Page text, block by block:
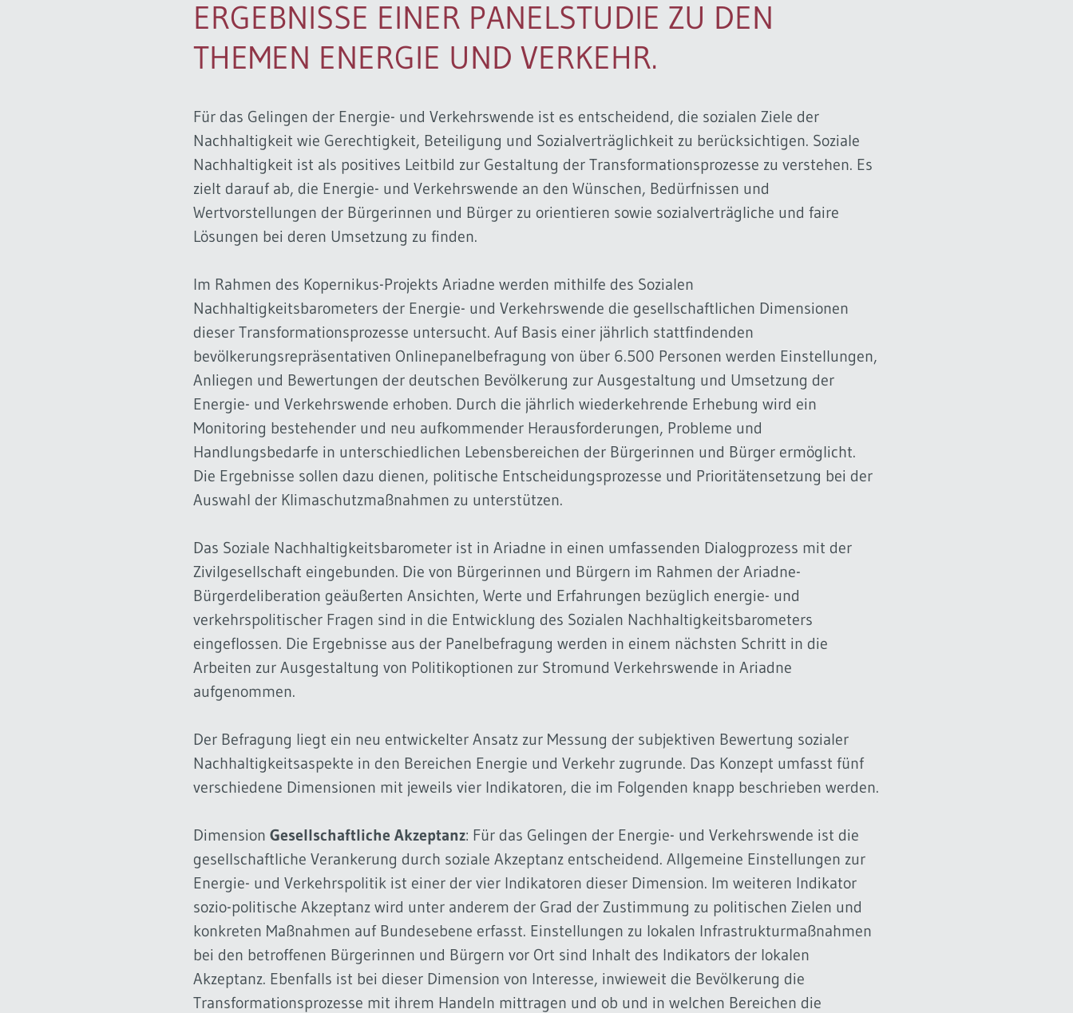
ERGEBNISSE EINER PANELSTUDIE ZU DEN
THEMEN ENERGIE UND VERKEHR.
Für das Gelingen der Energie- und Verkehrswende ist es entscheidend, die sozialen Ziele der
Nachhaltigkeit wie Gerechtigkeit, Beteiligung und Sozialverträglichkeit zu berücksichtigen. Soziale
Nachhaltigkeit ist als positives Leitbild zur Gestaltung der Transformationsprozesse zu verstehen. Es
zielt darauf ab, die Energie- und Verkehrswende an den Wünschen, Bedürfnissen und
Wertvorstellungen der Bürgerinnen und Bürger zu orientieren sowie sozialverträgliche und faire
Lösungen bei deren Umsetzung zu finden.
Im Rahmen des Kopernikus-Projekts Ariadne werden mithilfe des Sozialen
Nachhaltigkeitsbarometers der Energie- und Verkehrswende die gesellschaftlichen Dimensionen
dieser Transformationsprozesse untersucht. Auf Basis einer jährlich stattfindenden
bevölkerungsrepräsentativen Onlinepanelbefragung von über 6.500 Personen werden Einstellungen,
Anliegen und Bewertungen der deutschen Bevölkerung zur Ausgestaltung und Umsetzung der
Energie- und Verkehrswende erhoben. Durch die jährlich wiederkehrende Erhebung wird ein
Monitoring bestehender und neu aufkommender Herausforderungen, Probleme und
Handlungsbedarfe in unterschiedlichen Lebensbereichen der Bürgerinnen und Bürger ermöglicht.
Die Ergebnisse sollen dazu dienen, politische Entscheidungsprozesse und Prioritätensetzung bei der
Auswahl der Klimaschutzmaßnahmen zu unterstützen.
Das Soziale Nachhaltigkeitsbarometer ist in Ariadne in einen umfassenden Dialogprozess mit der
Zivilgesellschaft eingebunden. Die von Bürgerinnen und Bürgern im Rahmen der Ariadne-
Bürgerdeliberation geäußerten Ansichten, Werte und Erfahrungen bezüglich energie- und
verkehrspolitischer Fragen sind in die Entwicklung des Sozialen Nachhaltigkeitsbarometers
eingeflossen. Die Ergebnisse aus der Panelbefragung werden in einem nächsten Schritt in die
Arbeiten zur Ausgestaltung von Politikoptionen zur Stromund Verkehrswende in Ariadne
aufgenommen.
Der Befragung liegt ein neu entwickelter Ansatz zur Messung der subjektiven Bewertung sozialer
Nachhaltigkeitsaspekte in den Bereichen Energie und Verkehr zugrunde. Das Konzept umfasst fünf
verschiedene Dimensionen mit jeweils vier Indikatoren, die im Folgenden knapp beschrieben werden.
Dimension Gesellschaftliche Akzeptanz: Für das Gelingen der Energie- und Verkehrswende ist die
gesellschaftliche Verankerung durch soziale Akzeptanz entscheidend. Allgemeine Einstellungen zur
Energie- und Verkehrspolitik ist einer der vier Indikatoren dieser Dimension. Im weiteren Indikator
sozio-politische Akzeptanz wird unter anderem der Grad der Zustimmung zu politischen Zielen und
konkreten Maßnahmen auf Bundesebene erfasst. Einstellungen zu lokalen Infrastrukturmaßnahmen
bei den betroffenen Bürgerinnen und Bürgern vor Ort sind Inhalt des Indikators der lokalen
Akzeptanz. Ebenfalls ist bei dieser Dimension von Interesse, inwieweit die Bevölkerung die
Transformationsprozesse mit ihrem Handeln mittragen und ob und in welchen Bereichen die